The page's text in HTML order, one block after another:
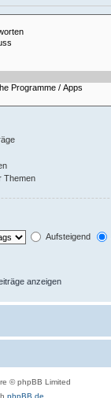
Themen
Aufsteigend
anzeigen
© phpBB Limited
phpBB.de